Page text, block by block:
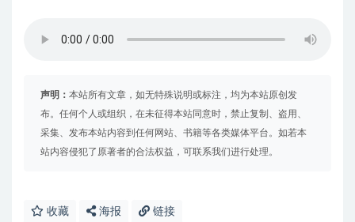
声明： 本站所有文章，如无特殊说明或标注，均为本站原创发
布。任何个人或组织，在未征得本站同意时，禁止复制、盗用、
采集、发布本站内容到任何网站、书籍等各类媒体平台。如若本
站内容侵犯了原著者的合法权益，可联系我们进行处理。
收藏 海报 链接